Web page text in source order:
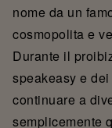
nome da un
cosmopolita e
Durante il
speakeasy e
continuare a
semplicemente